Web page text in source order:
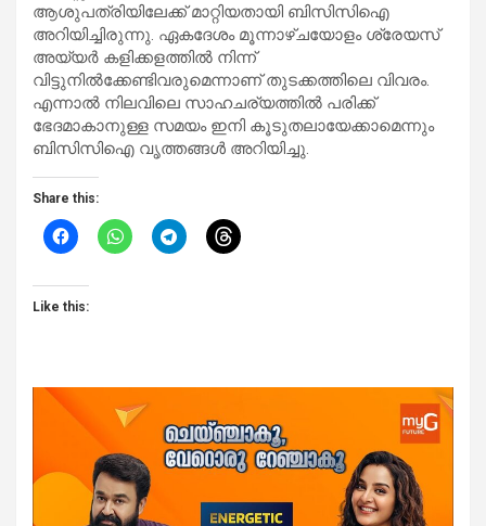
ആശുപത്രിയിലേക്ക് മാറ്റിയതായി ബിസിസിഐ
അറിയിച്ചിരുന്നു. ഏകദേശം മൂന്നാഴ്ചയോളം ശ്രേയസ്
അയ്യർ കളിക്കളത്തിൽ നിന്ന്
വിട്ടുനിൽക്കേണ്ടിവരുമെന്നാണ് തുടക്കത്തിലെ വിവരം.
എന്നാൽ നിലവിലെ സാഹചര്യത്തിൽ പരിക്ക്
ഭേദമാകാനുള്ള സമയം ഇനി കൂടുതലായേക്കാമെന്നും
ബിസിസിഐ വൃത്തങ്ങൾ അറിയിച്ചു.
Share this:
Like this: